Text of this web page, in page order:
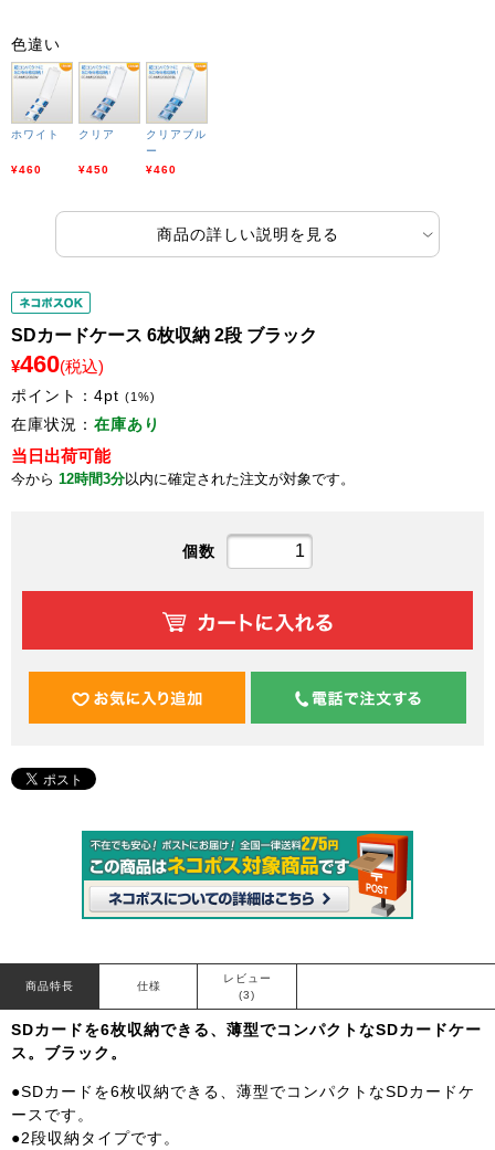
色違い
ホワイト
¥460
クリア
¥450
クリアブル
ー
¥460
商品の詳しい説明を見る
SDカードケース 6枚収納 2段 ブラック
¥460(税込)
ポイント： 4pt (1%)
在庫状況： 在庫あり
当日出荷可能
今から 12時間3分以内に確定された注文が対象です。
個数
商品特長 仕様
レビュー
(3)
SDカードを6枚収納できる、薄型でコンパクトなSDカードケー
ス。ブラック。
●SDカードを6枚収納できる、薄型でコンパクトなSDカードケ
ースです。
●2段収納タイプです。